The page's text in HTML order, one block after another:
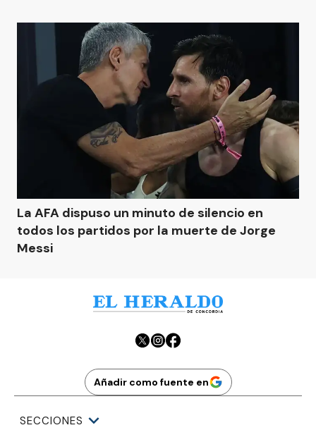
La AFA dispuso un minuto de silencio en
todos los partidos por la muerte de Jorge
Messi
Añadir como fuente en
SECCIONES